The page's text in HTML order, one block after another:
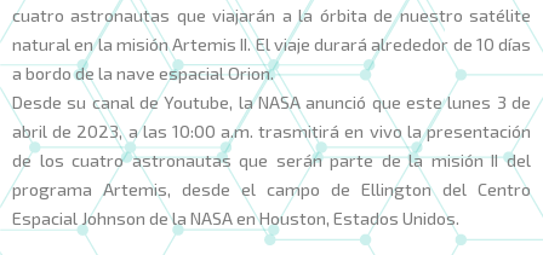
cuatro astronautas que viajarán a la órbita de nuestro satélite
natural en la misión Artemis II. El viaje durará alrededor de 10 días
a bordo de la nave espacial Orion.
Desde su canal de Youtube, la NASA anunció que este lunes 3 de
abril de 2023, a las 10:00 a.m. trasmitirá en vivo la presentación
de los cuatro astronautas que serán parte de la misión II del
programa Artemis, desde el campo de Ellington del Centro
Espacial Johnson de la NASA en Houston, Estados Unidos.